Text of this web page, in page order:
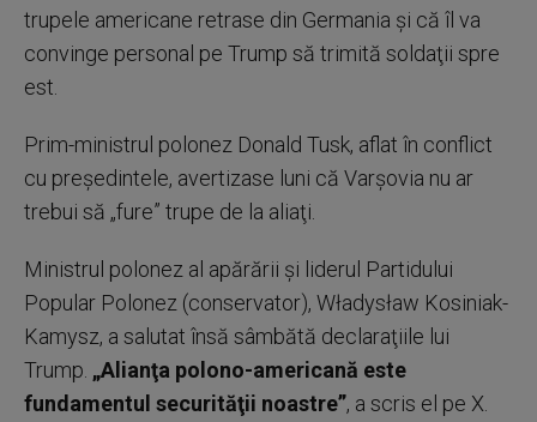
trupele americane retrase din Germania şi că îl va
convinge personal pe Trump să trimită soldaţii spre
est.
Prim-ministrul polonez Donald Tusk, aflat în conflict
cu preşedintele, avertizase luni că Varşovia nu ar
trebui să „fure” trupe de la aliaţi.
Ministrul polonez al apărării şi liderul Partidului
Popular Polonez (conservator), Władysław Kosiniak-
Kamysz, a salutat însă sâmbătă declaraţiile lui
Trump. „Alianţa polono-americană este
fundamentul securităţii noastre”, a scris el pe X.